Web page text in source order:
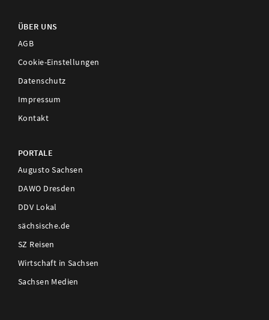
ÜBER UNS
AGB
Cookie-Einstellungen
Datenschutz
Impressum
Kontakt
PORTALE
Augusto Sachsen
DAWO Dresden
DDV Lokal
sächsische.de
SZ Reisen
Wirtschaft in Sachsen
Sachsen Medien